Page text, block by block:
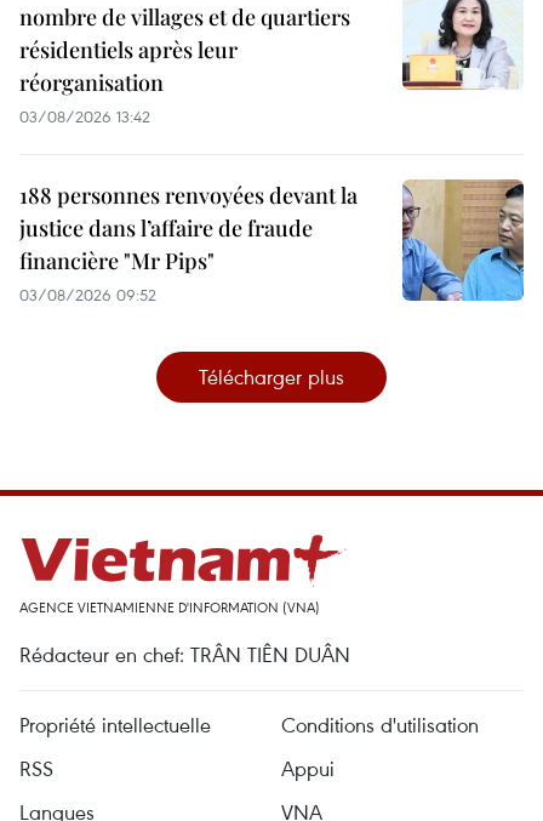
nombre de villages et de quartiers
résidentiels après leur
réorganisation
03/08/2026 13:42
188 personnes renvoyées devant la
justice dans l’affaire de fraude
financière "Mr Pips"
03/08/2026 09:52
Télécharger plus
AGENCE VIETNAMIENNE D'INFORMATION (VNA)
Rédacteur en chef: TRÂN TIÊN DUÂN
Propriété intellectuelle
Conditions d'utilisation
RSS
Appui
Langues
VNA